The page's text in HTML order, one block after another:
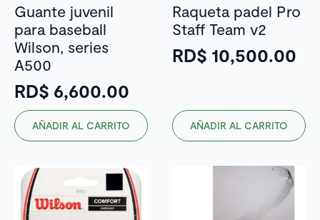
página
de
producto
Guante juvenil
para baseball
Wilson, series
A500
RD$ 6,600.00
AÑADIR AL CARRITO
Raqueta padel Pro
Staff Team v2
RD$ 10,500.00
AÑADIR AL CARRITO